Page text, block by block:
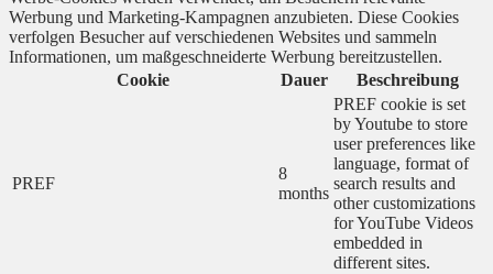
Werbung und Marketing-Kampagnen anzubieten. Diese Cookies
verfolgen Besucher auf verschiedenen Websites und sammeln
Informationen, um maßgeschneiderte Werbung bereitzustellen.
Cookie
Dauer Beschreibung
PREF
8
months
PREF cookie is set
by Youtube to store
user preferences like
language, format of
search results and
other customizations
for YouTube Videos
embedded in
different sites.